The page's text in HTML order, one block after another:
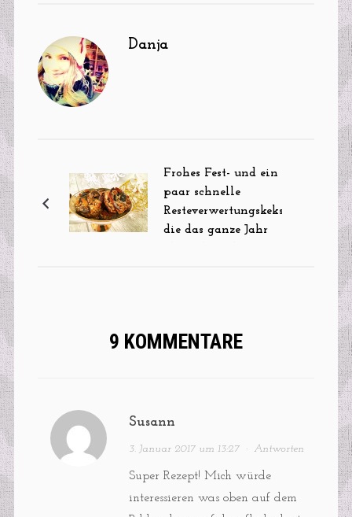
Danja
Frohes Fest- und ein
paar schnelle
Resteverwertungskekse,
die das ganze Jahr
9 KOMMENTARE
Susann
3. Januar 2017 um 13:27· Antworten
Super Rezept! Mich würde
interessieren was oben auf dem